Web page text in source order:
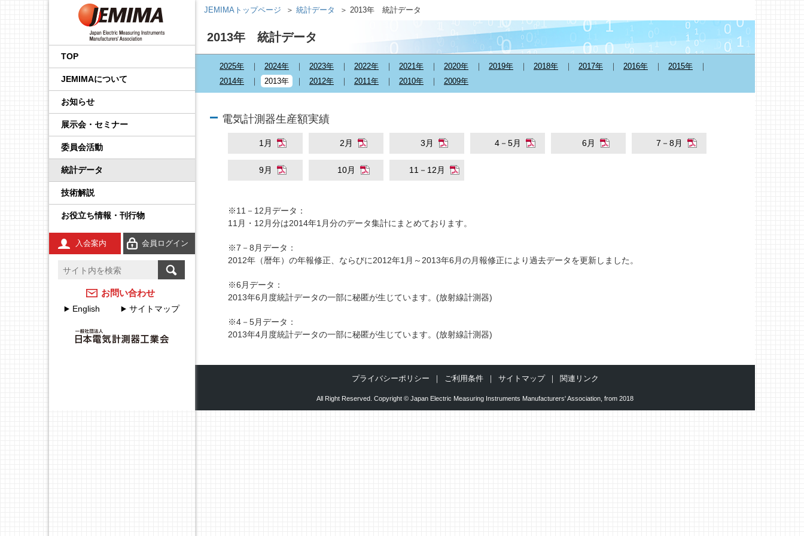
TOP
JEMIMAについて
会長挨拶
事業内容
国内外規制動向調査事業
国際標準化推進事業
技術開発テーマの探索事
広報事業
セミナー事業
会員一覧
品目から探す
役員一覧
定款・財務情報
ト
JEMIMA会報
アクセスマップ
後援・協賛の申請
JEMIMA会報への広告掲
載
JEMIMA主要行事（会員
お知らせ
プレスリリース
JEMIMAより
展示会・セミナー
展示会
セミナー・講演会
委員会活動
企画運営会議
IoT イノベーション推進委
基本機能部会
調査・統計委員会
広報委員会
IIFES推進WG
計測展 OSAKA 実行委員
会
製品安全・EMC委員会
輸出管理委員会
資材調達委員会
環境グリーン委員会
政策課題部会
エネルギー・イノベーシ
先端技術調査委員会
産業計測機器・システム
製品別部会
校正事業委員会
防爆計測委員会
電力量計委員会
電子測定器委員会
温度計測委員会
統計データ
技術解説
プロセス計測制御機器の
FA計測制御機器の技術解
説
電子応用計測ガイド
環境計測器の技術解説
放射線計測ガイド
工業用無線
安全計装システム（SIS）
温度計測のFAQ
お役立ち情報・刊行物
学生の皆さんへ
コンシェルジュ
JEMIMAのSDGsビジョン
刊行物
工業会規格
調査報告書
JCSSコーナー
JCSS（トレーサビリティ
JCSS（ISO/IEC 17025認
定）
よくある質問
登録事業者検索
JCSSに関する刊行物
JCSSリンク
JCSS連絡会のご案内
計測器メーカーのJCSS校
JEMIMAのJCSSの取組
JEMIMA JCSS校正サービ
IEC規格ドラフトの審議情
IEC概要
IEC TC一覧／IEC用語
動
入会案内
会員ログイン
お問い合わせ
English サイトマップ
JEMIMAトップページ 統計データ 2013年 統計データ
2013年 統計データ
2025年 2024年 2023年 2022年 2021年 2020年 2019年 2018年 2017年 2016年
2015年
2014年
2013年 2012年 2011年 2010年 2009年
電気計測器生産額実績
1月 2月 3月 4－5月 6月 7－8月
9月 10月 11－12月
※11－12月データ：
11月・12月分は2014年1月分のデータ集計にまとめております。
※7－8月データ：
2012年（暦年）の年報修正、ならびに2012年1月～2013年6月の月報修正により過去データを更新しました。
※6月データ：
2013年6月度統計データの一部に秘匿が生じています。(放射線計測器)
※4－5月データ：
2013年4月度統計データの一部に秘匿が生じています。(放射線計測器)
プライバシーポリシー ご利用条件 サイトマップ 関連リンク
All Right Reserved. Copyright © Japan Electric Measuring Instruments Manufacturers' Association, from 2018